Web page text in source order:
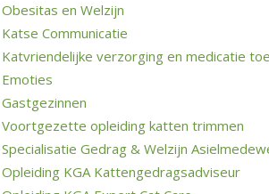
Obesitas en Welzijn
Katse Communicatie
Katvriendelijke verzorging en medicatie
Emoties
Gastgezinnen
Voortgezette opleiding katten trimmen
Specialisatie Gedrag & Welzijn
Opleiding KGA Kattengedragsadviseur